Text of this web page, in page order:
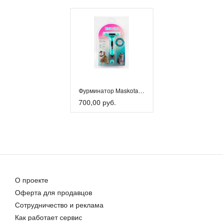
Фурминатор Maskotas-7 см для длинношерстных/полудл
700,00 руб.
О проекте
Оферта для продавцов
Сотрудничество и реклама
Как работает сервис